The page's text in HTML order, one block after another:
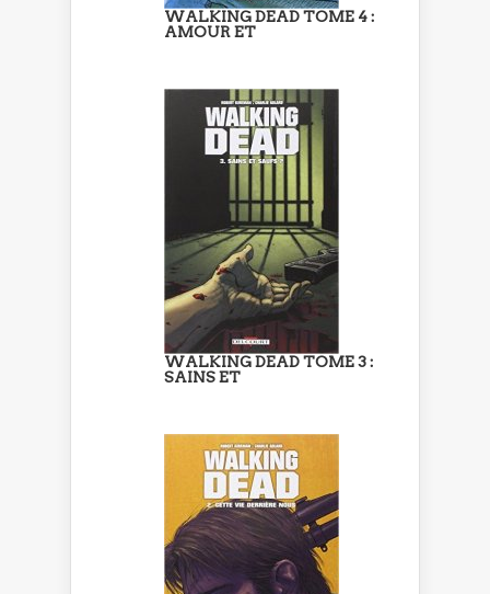
WALKING DEAD TOME 4 :
AMOUR ET
WALKING DEAD TOME 3 :
SAINS ET